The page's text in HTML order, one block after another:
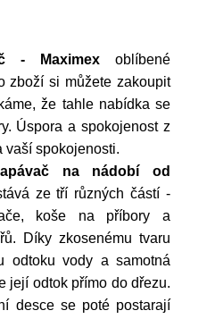
- Maximex oblíbené
zboží si můžete zakoupit
že tahle nabídka se
Úspora a spokojenost z
vaší spokojenosti.
na nádobí od
ze tří různých částí -
koše na příbory a
Díky zkosenému tvaru
odtoku vody a samotná
její odtok přímo do dřezu.
desce se poté postarají